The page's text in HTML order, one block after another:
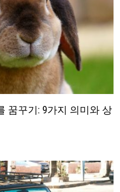
꿈꾸기: 9가지 의미와 상